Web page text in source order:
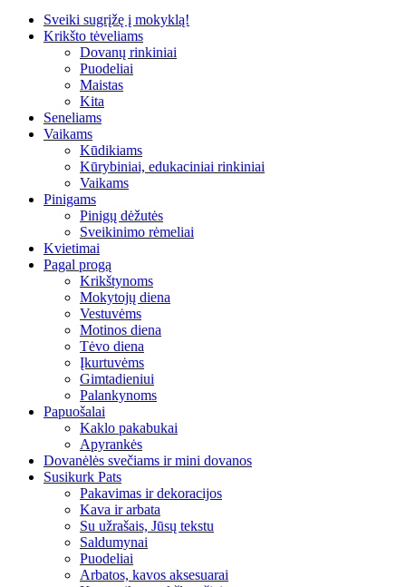
Sveiki sugrįžę į mokyklą!
Krikšto tėveliams
Dovanų rinkiniai
Puodeliai
Maistas
Kita
Seneliams
Vaikams
Kūdikiams
Kūrybiniai, edukaciniai rinkiniai
Vaikams
Pinigams
Pinigų dėžutės
Sveikinimo rėmeliai
Kvietimai
Pagal progą
Krikštynoms
Mokytojų diena
Vestuvėms
Motinos diena
Tėvo diena
Įkurtuvėms
Gimtadieniui
Palankynoms
Papuošalai
Kaklo pakabukai
Apyrankės
Dovanėlės svečiams ir mini dovanos
Susikurk Pats
Pakavimas ir dekoracijos
Kava ir arbata
Su užrašais, Jūsų tekstu
Saldumynai
Puodeliai
Arbatos, kavos aksesuarai